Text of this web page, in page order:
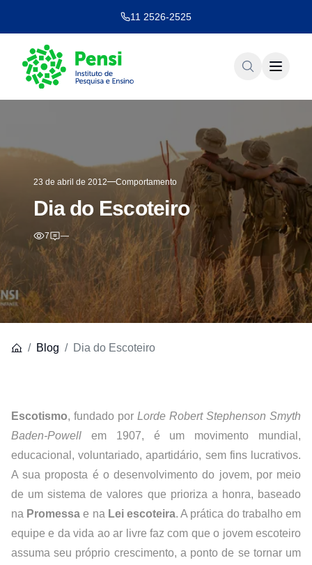
11 2526-2525
23 de abril de 2012 Comportamento
Dia do Escoteiro
7 —
Blog Dia do Escoteiro
Escotismo, fundado por Lorde Robert Stephenson Smyth
Baden-Powell em 1907, é um movimento mundial,
educacional, voluntariado, apartidário, sem fins lucrativos.
A sua proposta é o desenvolvimento do jovem, por meio
de um sistema de valores que prioriza a honra, baseado
na Promessa e na Lei escoteira. A prática do trabalho em
equipe e da vida ao ar livre faz com que o jovem escoteiro
assuma seu próprio crescimento, a ponto de se tornar um